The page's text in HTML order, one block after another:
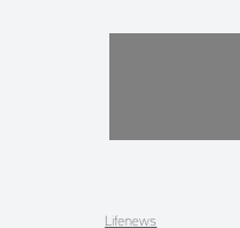
Lifenews